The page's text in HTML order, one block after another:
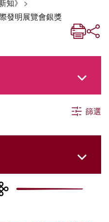
知》 >
發明展覽會銀獎
篩選